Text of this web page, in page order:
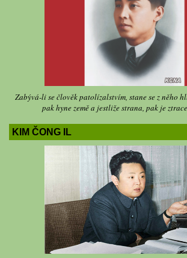
Zabývá-li se člověk patolízalstvím, stane se z něho
pak hyne země a jestliže strana, pak je
KIM ČONG IL